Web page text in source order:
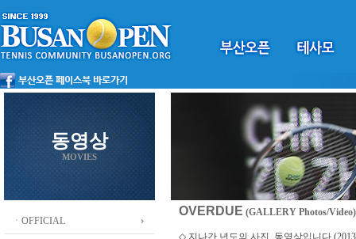
동영상
MOVIES
ㆍOFFICIAL
OVERDUE (GALLERY Photos/Video)
◇ 지나간 년도의 사진, 동영상입니다